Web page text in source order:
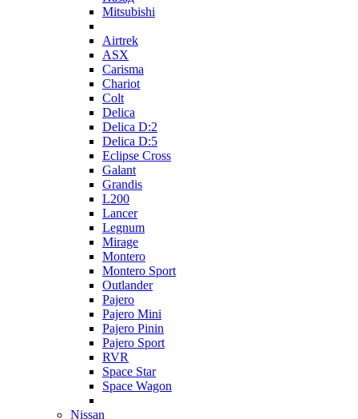
Mitsubishi
Airtrek
ASX
Carisma
Chariot
Colt
Delica
Delica D:2
Delica D:5
Eclipse Cross
Galant
Grandis
L200
Lancer
Legnum
Mirage
Montero
Montero Sport
Outlander
Pajero
Pajero Mini
Pajero Pinin
Pajero Sport
RVR
Space Star
Space Wagon
Nissan